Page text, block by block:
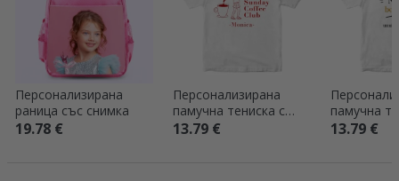
Персонализирана
раница със снимка
19.78 €
Персонализирана
памучна тениска с
надпис – Coffee
13.79 €
памучна
надпис –
13.79 €